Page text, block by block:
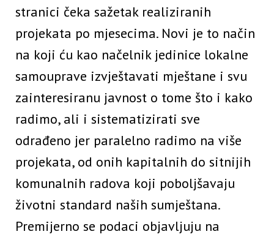
stranici čeka sažetak realiziranih
projekata po mjesecima. Novi je to način
na koji ću kao načelnik jedinice lokalne
samouprave izvještavati mještane i svu
zainteresiranu javnost o tome što i kako
radimo, ali i sistematizirati sve
odrađeno jer paralelno radimo na više
projekata, od onih kapitalnih do sitnijih
komunalnih radova koji poboljšavaju
životni standard naših sumještana.
Premijerno se podaci objavljuju na